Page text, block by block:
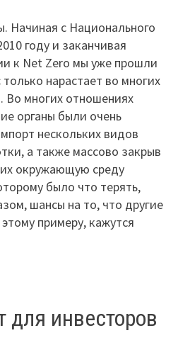
Начиная с Национального
году и заканчивая
к Net Zero мы уже прошли
нарастает во многих
Во многих отношениях
органы были очень
нескольких видов
а также массово закрыв
окружающую среду
было что терять,
шансы на то, что другие
примеру, кажутся
для инвесторов